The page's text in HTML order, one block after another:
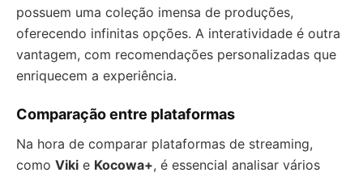
possuem uma coleção imensa de produções,
oferecendo infinitas opções. A interatividade é outra
vantagem, com recomendações personalizadas que
enriquecem a experiência.
Comparação entre plataformas
Na hora de comparar plataformas de streaming,
como Viki e Kocowa+, é essencial analisar vários